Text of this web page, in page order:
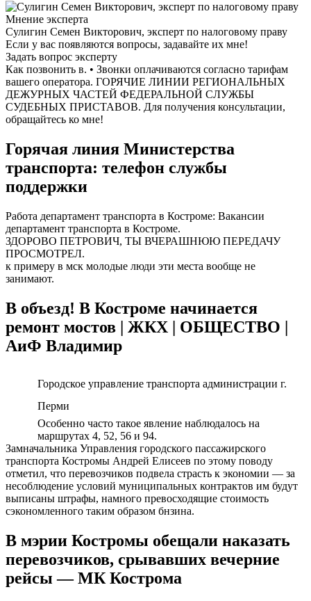
Мнение эксперта
Сулигин Семен Викторович, эксперт по налоговому праву
Если у вас появляются вопросы, задавайте их мне!
Задать вопрос эксперту
Как позвонить в. • Звонки оплачиваются согласно тарифам
вашего оператора. ГОРЯЧИЕ ЛИНИИ РЕГИОНАЛЬНЫХ
ДЕЖУРНЫХ ЧАСТЕЙ ФЕДЕРАЛЬНОЙ СЛУЖБЫ
СУДЕБНЫХ ПРИСТАВОВ. Для получения консультации,
обращайтесь ко мне!
Горячая линия Министерства
транспорта: телефон службы
поддержки
Работа департамент транспорта в Костроме: Вакансии
департамент транспорта в Костроме.
ЗДОРОВО ПЕТРОВИЧ, ТЫ ВЧЕРАШНЮЮ ПЕРЕДАЧУ
ПРОСМОТРЕЛ.
к примеру в мск молодые люди эти места вообще не
занимают.
В объезд! В Костроме начинается
ремонт мостов | ЖКХ | ОБЩЕСТВО |
АиФ Владимир
Городское управление транспорта администрации г.
Перми
Особенно часто такое явление наблюдалось на
маршрутах 4, 52, 56 и 94.
Замначальника Управления городского пассажирского
транспорта Костромы Андрей Елисеев по этому поводу
отметил, что перевозчиков подвела страсть к экономии — за
несоблюдение условий муниципальных контрактов им будут
выписаны штрафы, намного превосходящие стоимость
сэкономленного таким образом бнзина.
В мэрии Костромы обещали наказать
перевозчиков, срывавших вечерние
рейсы — МК Кострома